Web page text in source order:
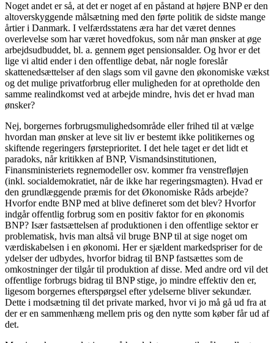
Noget andet er så, at det er noget af en påstand at højere BNP er den
altoverskyggende målsætning med den førte politik de sidste mange
årtier i Danmark. I velfærdsstatens æra har det været dennes
overlevelse som har været hovedfokus, som når man ønsker at øge
arbejdsudbuddet, bl. a. gennem øget pensionsalder. Og hvor er det
lige vi altid ender i den offentlige debat, når nogle foreslår
skattenedsættelser af den slags som vil gavne den økonomiske vækst
og det mulige privatforbrug eller muligheden for at opretholde den
samme realindkomst ved at arbejde mindre, hvis det er hvad man
ønsker?
Nej, borgernes forbrugsmulighedsområde eller frihed til at vælge
hvordan man ønsker at leve sit liv er bestemt ikke politikernes og
skiftende regeringers førsteprioritet. I det hele taget er det lidt et
paradoks, når kritikken af BNP, Vismandsinstitutionen,
Finansministeriets regnemodeller osv. kommer fra venstrefløjen
(inkl. socialdemokratiet, når de ikke har regeringsmagten). Hvad er
den grundlæggende præmis for det Økonomiske Råds arbejde?
Hvorfor endte BNP med at blive defineret som det blev? Hvorfor
indgår offentlig forbrug som en positiv faktor for en økonomis
BNP? Især fastsættelsen af produktionen i den offentlige sektor er
problematisk, hvis man altså vil bruge BNP til at sige noget om
værdiskabelsen i en økonomi. Her er sjældent markedspriser for de
ydelser der udbydes, hvorfor bidrag til BNP fastsættes som de
omkostninger der tilgår til produktion af disse. Med andre ord vil det
offentlige forbrugs bidrag til BNP stige, jo mindre effektiv den er,
ligesom borgernes efterspørgsel efter ydelserne bliver sekundær.
Dette i modsætning til det private marked, hvor vi jo må gå ud fra at
der er en sammenhæng mellem pris og den nytte som køber får ud af
det.